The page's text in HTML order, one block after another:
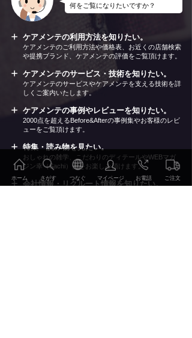
何をご覧になりたいですか？
ケアメンテの利用方法を知りたい。
ケアメンテのご利用方法や価格表、お近くの店舗検索
や提携ブランド、ケアメンテの評価をご覧頂けます。
ケアメンテのサービス・技術を知りたい。
ケアメンテのサービスやケアメンテを支える技術を詳
しくご案内いたします。
ケアメンテの事例やレビューを知りたい。
2000点を超えるBefore&Afterの事例集やお客様のレビ
ューをご覧頂けます。
特集・読み物を見たい。
おしゃれの雑学、こだわりのディテールやWEBマガ
ジン幸（Sachi）他をお楽しみ頂けます。
会社情報・リクルート情報を知りたい。
ホーム さがす つなぐ マイページ お電話 ご注文